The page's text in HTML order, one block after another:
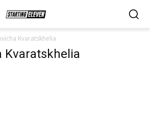
Kvaratskhelia
Kvaratskhelia